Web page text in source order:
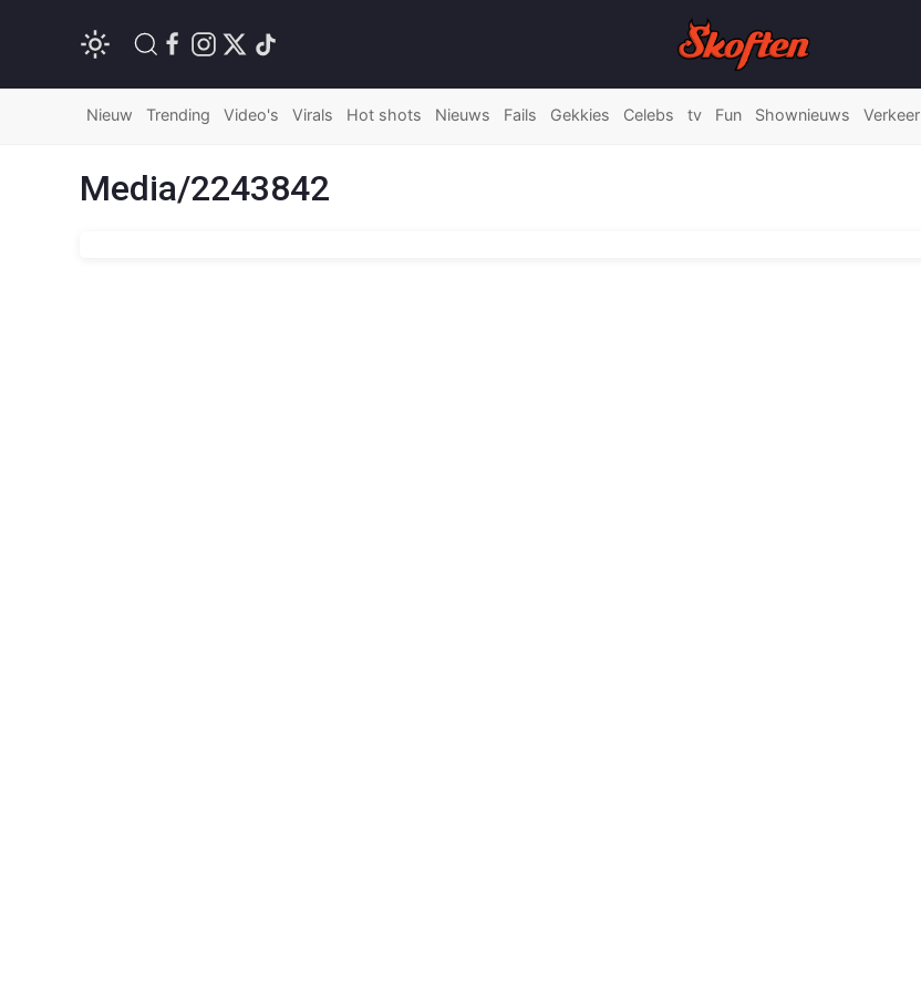
Nieuw Trending Video's Virals Hot shots Nieuws Fails Gekkies Celebs tv Fun Shownieuws Verkeer
Media/2243842